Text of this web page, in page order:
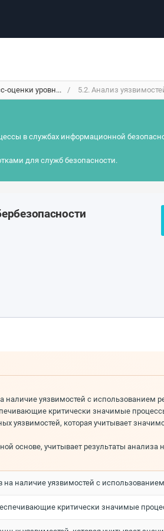
оценки уровн... 5.2. Анализ
в службах информационной
для служб безопасности.
наличие уязвимостей с использованием
критически значимые
уязвимостей, которая учитывает
основе, учитывает результаты
на наличие уязвимостей с
критически значимые